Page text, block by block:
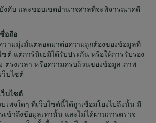
งคับ และขอบเขตอำนาจศาลที่จะพิจารณาคดี
อถือ
วามมุ่งมั่นตลอดมาต่อความถูกต้องของข้อมูลที่
ซต์ แต่การ์นิเย่มิได้รับประกัน หรือให้การรับรอง
ตรงเวลา หรือความครบถ้วนของข้อมูล ภาพ
ว็บไซต์
ว็บไซต์
เพจใดๆ ที่เว็บไซต์นี้ได้ถูกเชี่อมโยงไปถึงนั้น มี
เข้าถึงข้อมูลเท่านั้น และไม่ได้ผ่านการตรวจ